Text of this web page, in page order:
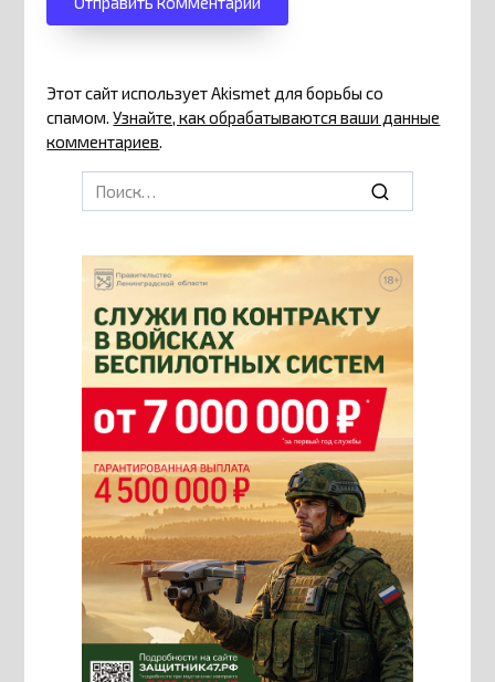
Этот сайт использует Akismet для борьбы со
спамом.Узнайте, как обрабатываются ваши данные
комментариев.
Search
for: